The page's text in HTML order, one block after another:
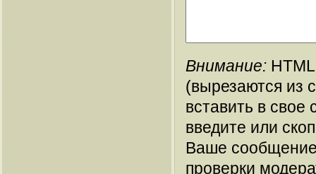
Внимание:
(вырезаются из
вставить в
введите или
Ваше
проверки